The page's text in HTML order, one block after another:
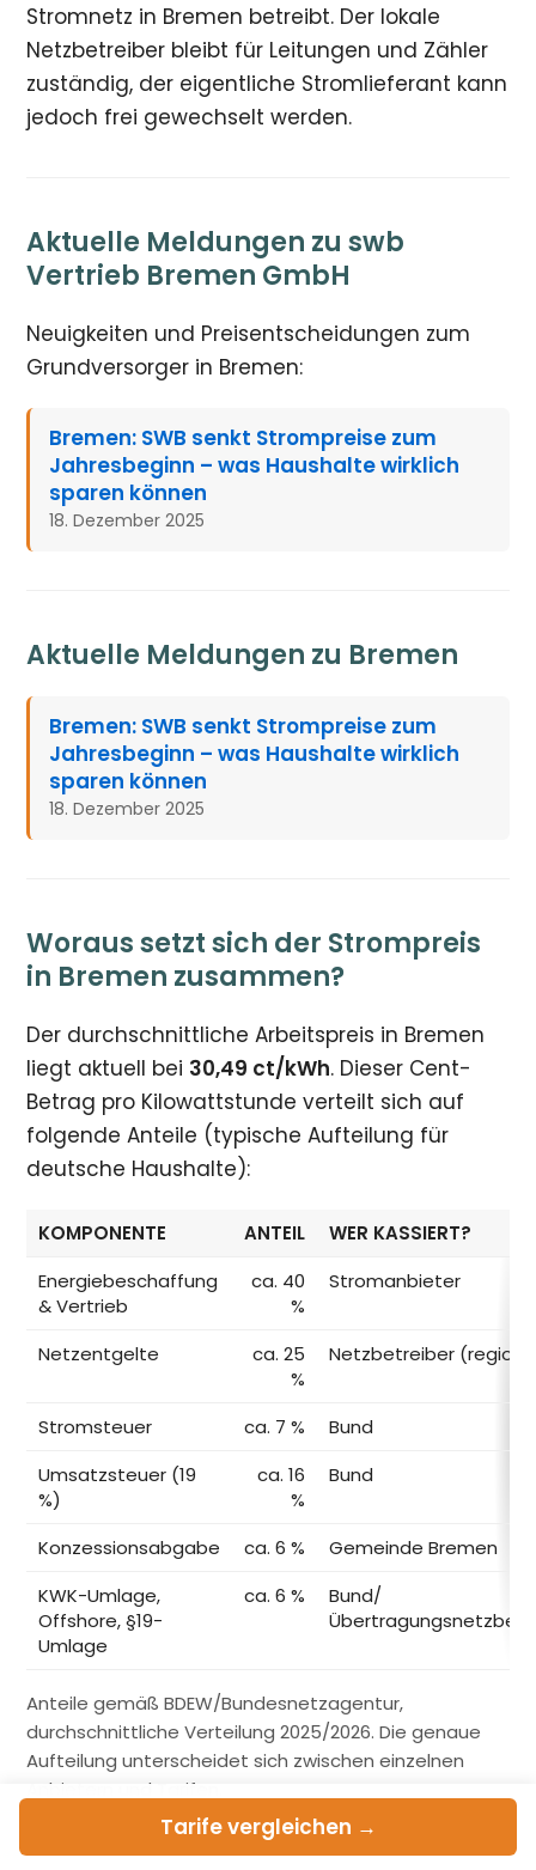
Stromnetz in Bremen betreibt. Der lokale
Netzbetreiber bleibt für Leitungen und Zähler
zuständig, der eigentliche Stromlieferant kann
jedoch frei gewechselt werden.
Aktuelle Meldungen zu swb
Vertrieb Bremen GmbH
Neuigkeiten und Preisentscheidungen zum
Grundversorger in Bremen:
Bremen: SWB senkt Strompreise zum
Jahresbeginn – was Haushalte wirklich
sparen können
18. Dezember 2025
Aktuelle Meldungen zu Bremen
Bremen: SWB senkt Strompreise zum
Jahresbeginn – was Haushalte wirklich
sparen können
18. Dezember 2025
Woraus setzt sich der Strompreis
in Bremen zusammen?
Der durchschnittliche Arbeitspreis in Bremen
liegt aktuell bei 30,49 ct/kWh. Dieser Cent-
Betrag pro Kilowattstunde verteilt sich auf
folgende Anteile (typische Aufteilung für
deutsche Haushalte):
KOMPONENTE ANTEIL
WER KASSIERT?
Energiebeschaffung
& Vertrieb
ca. 40
%
Stromanbieter
Netzentgelte
ca. 25
%
Netzbetreiber
Stromsteuer ca. 7 %
Bund
Umsatzsteuer (19
%)
ca. 16
%
Bund
Konzessionsabgabe ca. 6 %
Gemeinde Bremen
KWK-Umlage,
Offshore, §19-
Umlage
ca. 6 %
Bund/
Anteile gemäß BDEW/Bundesnetzagentur,
durchschnittliche Verteilung 2025/2026. Die genaue
Aufteilung unterscheidet sich zwischen einzelnen
Anbietern und Tarifen.
Tarifevergleichen →